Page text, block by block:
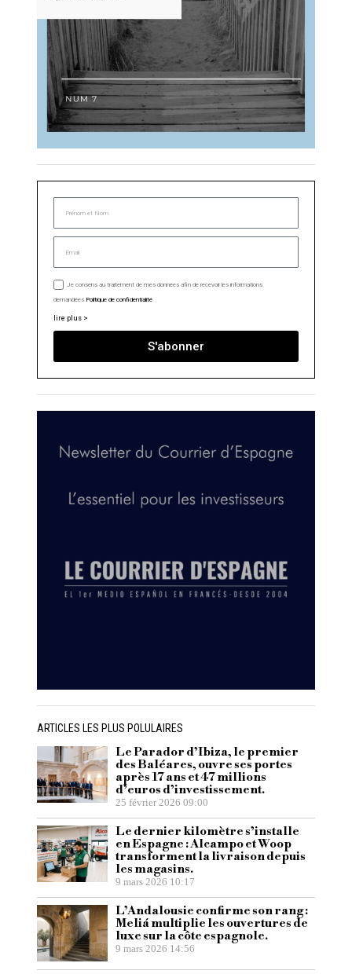
Je consens au traitement de mes données afin de recevoir les informations
demandées.Politique de confidentialité
lire plus >
S'abonner
ARTICLES LES PLUS POLULAIRES
Le Parador d’Ibiza, le premier
des Baléares, ouvre ses portes
après 17 ans et 47 millions
d’euros d’investissement.
25 février 2026 09:00
Le dernier kilomètre s’installe
en Espagne : Alcampo et Woop
transforment la livraison depuis
les magasins.
9 mars 2026 10:17
L’Andalousie confirme son rang :
Meliá multiplie les ouvertures de
luxe sur la côte espagnole.
9 mars 2026 14:56